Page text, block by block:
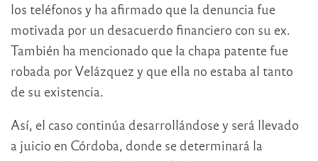
los teléfonos y ha afirmado que la denuncia fue
motivada por un desacuerdo financiero con su ex.
También ha mencionado que la chapa patente fue
robada por Velázquez y que ella no estaba al tanto
de su existencia.
Así, el caso continúa desarrollándose y será llevado
a juicio en Córdoba, donde se determinará la